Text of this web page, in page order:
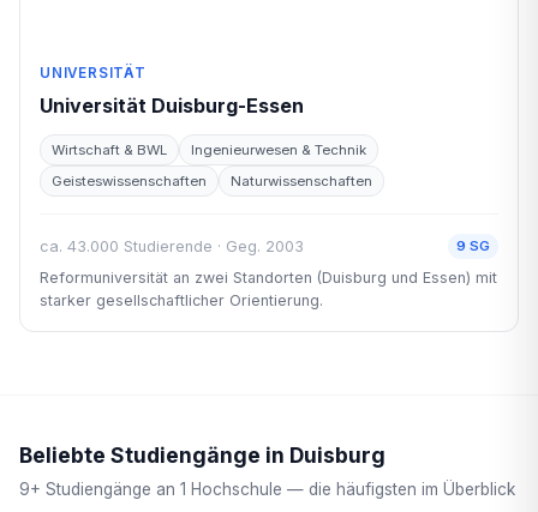
UNIVERSITÄT
Universität Duisburg-Essen
Wirtschaft & BWL
Ingenieurwesen & Technik
Geisteswissenschaften
Naturwissenschaften
ca. 43.000 Studierende · Geg. 2003 9 SG
Reformuniversität an zwei Standorten (Duisburg und Essen) mit
starker gesellschaftlicher Orientierung.
Beliebte Studiengänge in Duisburg
9+ Studiengänge an 1 Hochschule — die häufigsten im Überblick